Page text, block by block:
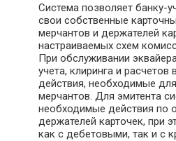
Система позволяет банку-
свои собственные
мерчантов и держателей
настраиваемых схем
При обслуживании
учета, клиринга и
действия, необходимые
мерчантов. Для эмитента
необходимые действия по
держателей карточек, при
как с дебетовыми, так и с